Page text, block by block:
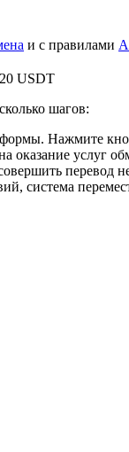
и с правилами
USDT
шагов:
формы. Нажмите
оказание услуг
система